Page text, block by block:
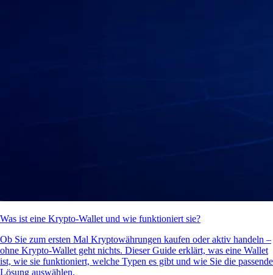
Was ist eine Krypto-Wallet und wie funktioniert sie?
Ob Sie zum ersten Mal Kryptowährungen kaufen oder aktiv handeln –
ohne Krypto-Wallet geht nichts. Dieser Guide erklärt, was eine Wallet
ist, wie sie funktioniert, welche Typen es gibt und wie Sie die passende
Lösung auswählen.